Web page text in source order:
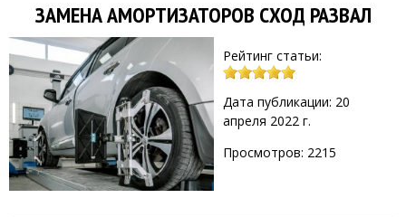
ЗАМЕНА АМОРТИЗАТОРОВ СХОД РАЗВАЛ
Рейтинг статьи:
Дата публикации: 20
апреля 2022 г.
Просмотров: 2215